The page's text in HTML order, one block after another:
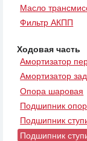
Масло
Фильтр АКПП
Ходовая часть
Амортизатор
Амортизатор
Опора шаровая
Подшипник
Подшипник
Подшипник